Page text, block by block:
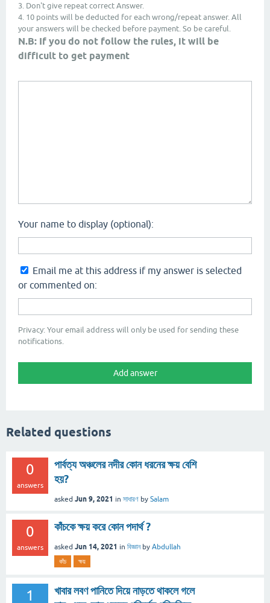
3. Don't give repeat correct Answer.
4. 10 points will be deducted for each wrong/repeat answer. All
your answers will be checked before payment. So be careful.
N.B: If you do not follow the rules, it will be
difficult to get payment
Your name to display (optional):
Email me at this address if my answer is selected
or commented on:
Privacy: Your email address will only be used for sending these
notifications.
Related questions
0
answers
পার্বত্য অঞ্চলের নদীর কোন ধরনের ক্ষয় বেশি
হয়?
asked Jun 9, 2021 in সাধারণ by Salam
0
answers
কাঁচকে ক্ষয় করে কোন পদার্থ ?
asked Jun 14, 2021 in বিজ্ঞান by Abdullah
কাঁচ ক্ষয়
1
খাবার লবণ পানিতে দিয়ে নাড়তে থাকলে গলে